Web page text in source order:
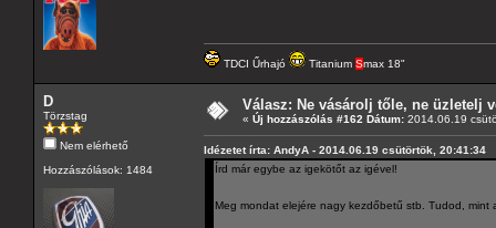
TDCI Űrhajó Titanium Smax 18"
D
Törzstag
Nem elérhető
Hozzászólások: 1484
Válasz: Ne vásárolj tőle, ne üzletelj
« Új hozzászólás #162 Dátum: 2014.06.19
Idézetet írta: AndyA - 2014.06.19 csütörtök, 20:41:34
Írd már egybe az igekötőt az igével!
Meg mondat elejére nagy kezdőbetű stb. Tudod,